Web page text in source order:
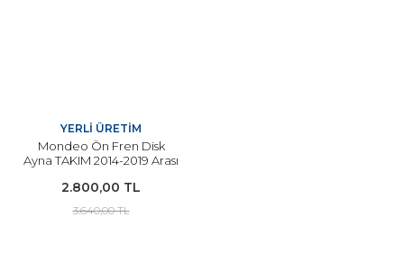
YERLİ ÜRETİM
Mondeo Ön Fren Disk
Ayna TAKIM 2014-2019 Arası
2.800,00 TL
3.640,00 TL